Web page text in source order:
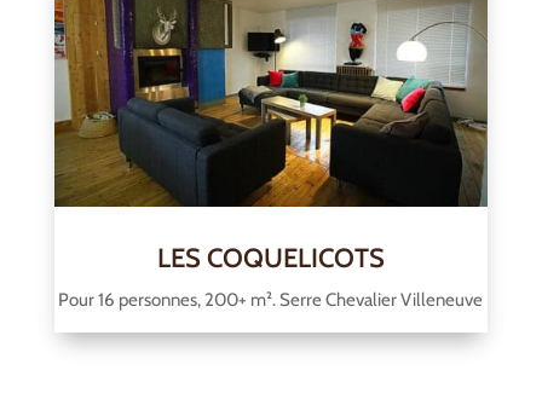
LES COQUELICOTS
Pour 16 personnes, 200+ m². Serre Chevalier Villeneuve